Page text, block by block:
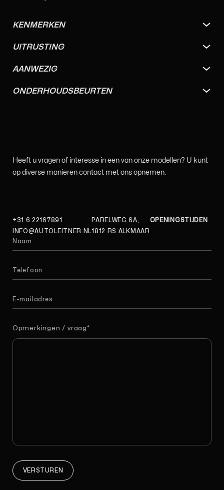
KENMERKEN
UITRUSTING
AANWEZIG
ONDERHOUDSBEURTEN
Heeft u vragen of interesse in een van onze modellen? U kunt
op diverse manieren contact met ons opnemen.
+31 6 22167891
INFO@AUTOLEITNER.NL
PARELWEG 6A,
1812 RS ALKMAAR
OPENINGSTIJDEN
Opmerkingen / vraag*
VERSTUREN